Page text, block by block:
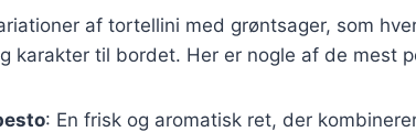
af tortellini med grøntsager, som
karakter til bordet. Her er nogle af de mest
: En frisk og aromatisk ret, der